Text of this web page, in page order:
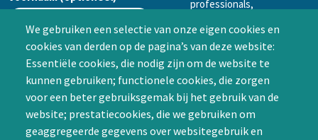
We gebruiken een selectie van onze eigen cookies en
cookies van derden op de pagina’s van deze website:
Essentiële cookies, die nodig zijn om de website te
kunnen gebruiken; functionele cookies, die zorgen
voor een beter gebruiksgemak bij het gebruik van de
website; prestatiecookies, die we gebruiken om
geaggregeerde gegevens over websitegebruik en
Achternaam (optioneel)
CAPTCHA
professionals,
samenwerken in een van
de Special Interest
Groepen (SIG’s) of zelf een
SIG initiëren
Word lid